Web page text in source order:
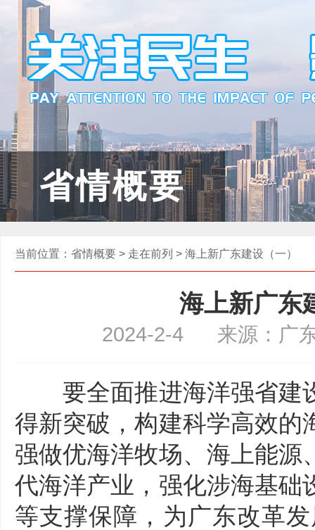
省情概要
当前位置： 省情概要 > 走在前列 > 海上新广东建设（一）
海上新广东
2024-2-4 来源：广
要全面推进海洋强省建
得新突破，构建科学高效的
强做优海洋牧场、海上能源
代海洋产业，强化涉海基础
等支撑保障，为广东改革